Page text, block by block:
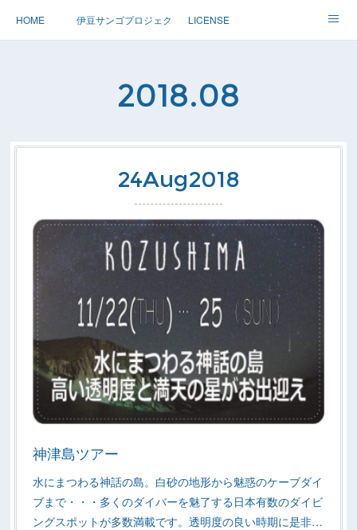
HOME 伊豆サンゴプロジェクト LICENSE
アースサウンドについて
2018.08
24Aug2018
神津島ツアー
水にまつわる神話の島。白砂の地形から魅惑のケーブダイ
ブまで・・・多くのダイバーを魅了する日本有数のダイビ
ングスポットが多数満載です。透明度の良い時期に是非…